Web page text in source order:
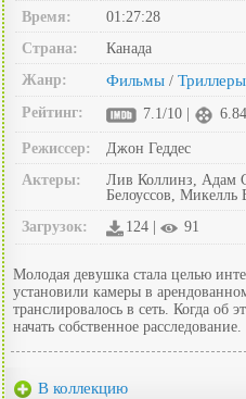
Время:
01:27:28
Страна:
Канада
Жанр:
Фильмы / Триллеры
Рейтинг: 7.1/10 |
Режиссер:
Джон Геддес
Актеры:
Лив Коллинз, Адам
Белоуссов, Микелль
Загрузок:
124 | 91
Молодая девушка стала целью
установили камеры в
транслировалось в сеть. Когда об
начать собственное расследование.
В коллекцию